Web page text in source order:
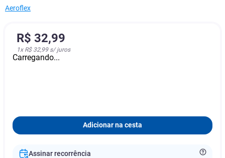
Aeroflex
R$ 32,99
1x R$ 32,99s/ juros
Carregando...
Adicionar na cesta
Assinar recorrência